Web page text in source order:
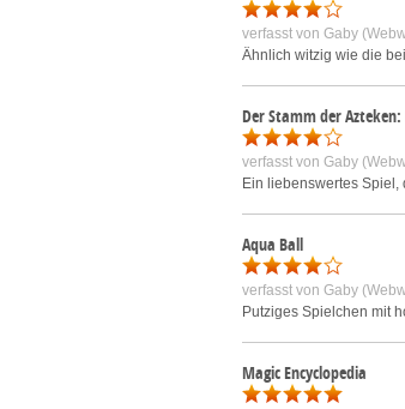
verfasst von Gaby
Ähnlich witzig wie die
Der Stamm der Azteken:
verfasst von Gaby
Ein liebenswertes
Aqua Ball
verfasst von Gaby
Putziges Spielchen mit
Magic Encyclopedia